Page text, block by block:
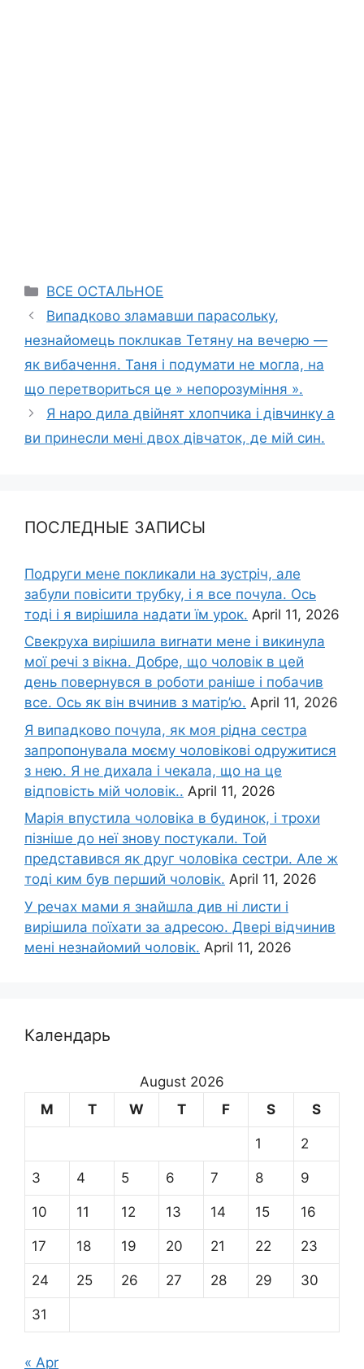
Categories
ВСЕ ОСТАЛЬНОЕ
Випадково зламавши парасольку,
незнайомець поклuкав Тетяну на вечерю —
як вибачення. Таня і подумати не могла, на
що перетвориться це » непорозуміння ».
Я нарo дила двійнят хлопчика і дівчинку а
ви принесли мені двох дівчаток, де мій син.
ПОСЛЕДНЫЕ ЗАПИСЫ
Подруги мене покликали на зустріч, але
забули повісити трубку, і я все почула. Ось
тоді і я вирішила надати їм урок. April 11, 2026
Свекруха вирішила виrнати мене і викинула
мої речі з вікна. Добре, що чоловік в цей
день повернувся в роботи раніше і побачив
все. Ось як він вчинив з матір’ю. April 11, 2026
Я випадково почула, як моя рідна сестра
запропонувала моєму чоловікові одружитися
з нею. Я не дихала і чекала, що на це
відповість мій чоловік.. April 11, 2026
Марія впустила чоловіка в будинок, і трохи
пізніше до неї знову постукали. Той
представився як друг чоловіка сестри. Але ж
тоді ким був перший чоловік. April 11, 2026
У речах мами я знайшла див ні листи і
вирішила поїхати за адресою. Двері відчинив
мені незнайомий чоловік. April 11, 2026
Календарь
August 2026
M
T W T F S S
1 2
3 4 5 6 7 8 9
10 11 12 13 14 15 16
17 18 19 20 21 22 23
24 25 26 27 28 29 30
31
« Apr